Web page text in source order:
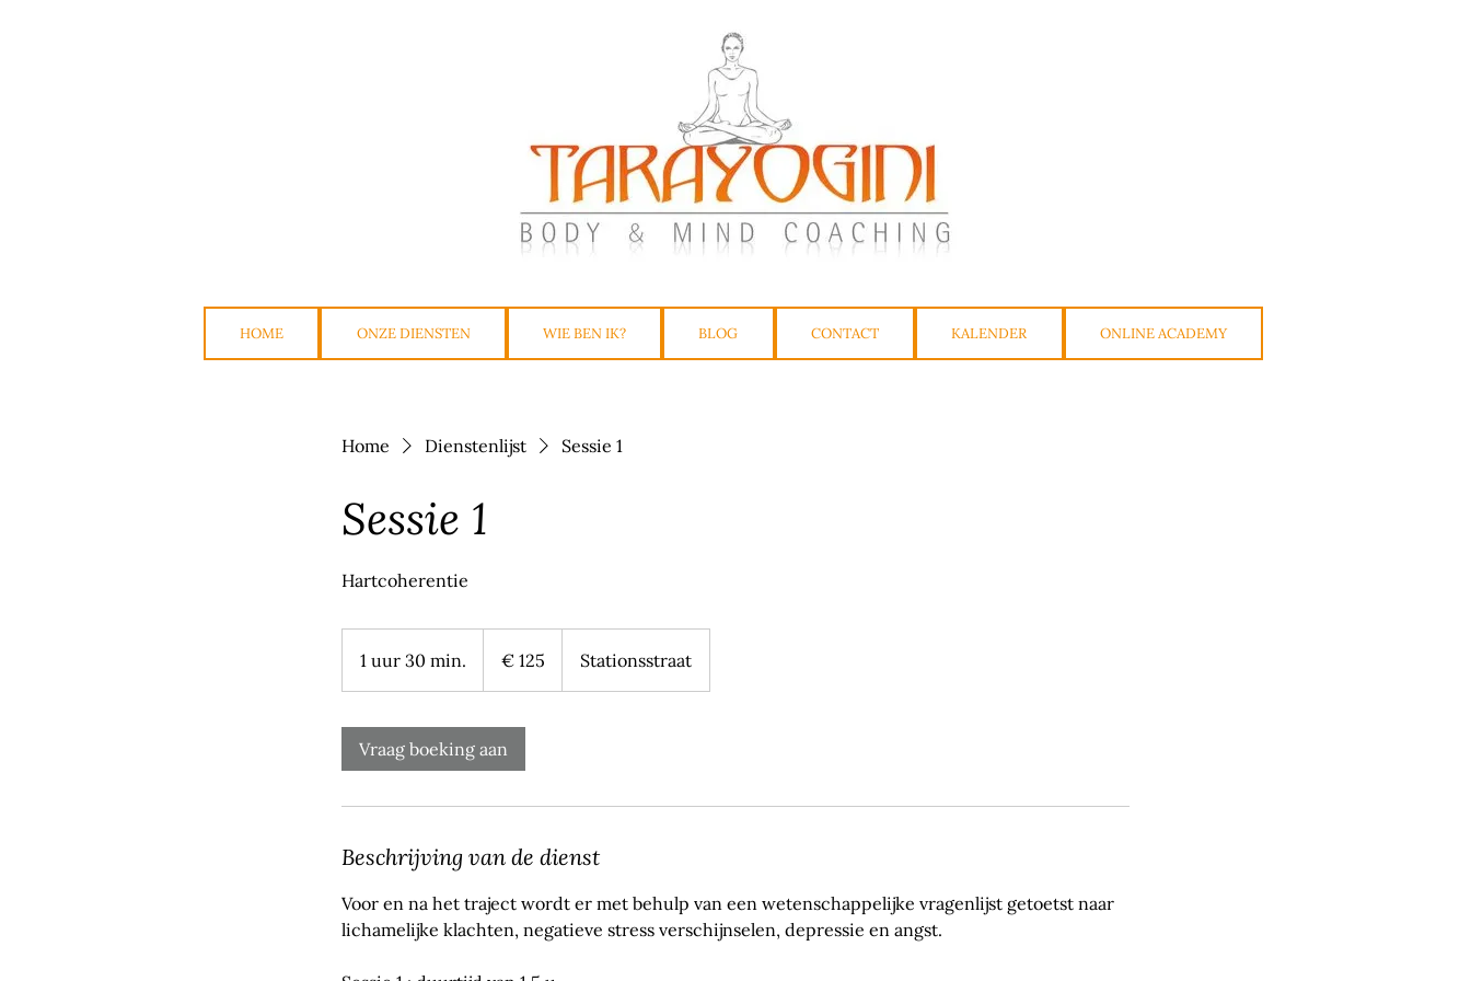
HOME ONZE DIENSTEN WIE BEN IK? BLOG CONTACT KALENDER ONLINE ACADEMY
Home Dienstenlijst Sessie 1
Sessie 1
Hartcoherentie
1 uur 30 min.
u
0
€ 125 Stationsstraat
Vraag boeking aan
Beschrijving van de dienst
Voor en na het traject wordt er met behulp van een wetenschappelijke vragenlijst getoetst naar
lichamelijke klachten, negatieve stress verschijnselen, depressie en angst.